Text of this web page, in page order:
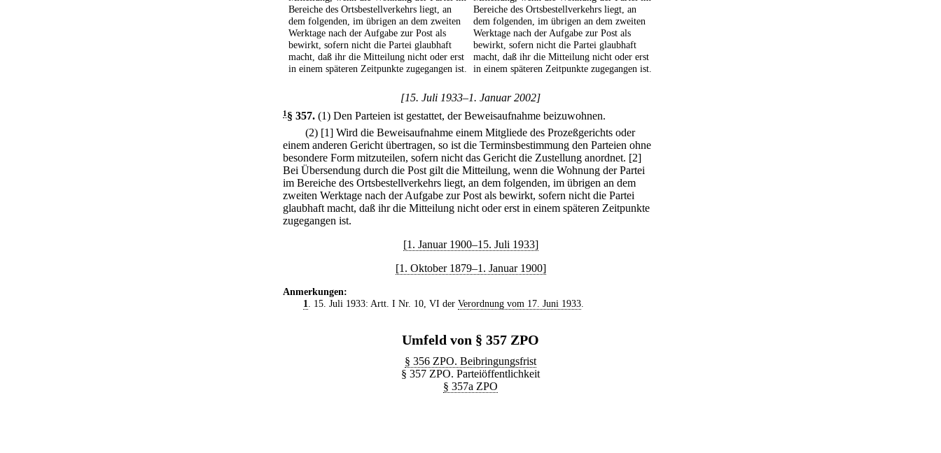
Bereiche des Ortsbestellverkehrs liegt, an
dem folgenden, im übrigen an dem zweiten
Werktage nach der Aufgabe zur Post als
bewirkt, sofern nicht die Partei glaubhaft
macht, daß ihr die Mitteilung nicht oder erst
in einem späteren Zeitpunkte zugegangen ist.
Bereiche des Ortsbestellverkehrs liegt, an
dem folgenden, im übrigen an dem zweiten
Werktage nach der Aufgabe zur Post als
bewirkt, sofern nicht die Partei glaubhaft
macht, daß ihr die Mitteilung nicht oder erst
in einem späteren Zeitpunkte zugegangen ist.
[15. Juli 1933–1. Januar 2002]
1§ 357. (1) Den Parteien ist gestattet, der Beweisaufnahme beizuwohnen.
(2) [1] Wird die Beweisaufnahme einem Mitgliede des Prozeßgerichts oder
einem anderen Gericht übertragen, so ist die Terminsbestimmung den Parteien ohne
besondere Form mitzuteilen, sofern nicht das Gericht die Zustellung anordnet. [2]
Bei Übersendung durch die Post gilt die Mitteilung, wenn die Wohnung der Partei
im Bereiche des Ortsbestellverkehrs liegt, an dem folgenden, im übrigen an dem
zweiten Werktage nach der Aufgabe zur Post als bewirkt, sofern nicht die Partei
glaubhaft macht, daß ihr die Mitteilung nicht oder erst in einem späteren Zeitpunkte
zugegangen ist.
[1. Januar 1900–15. Juli 1933]
[1. Oktober 1879–1. Januar 1900]
Anmerkungen:
1
. 15. Juli 1933: Artt. I Nr. 10, VI der Verordnung vom 17. Juni 1933.
Umfeld von § 357 ZPO
§ 356 ZPO. Beibringungsfrist
§ 357 ZPO. Parteiöffentlichkeit
§ 357a ZPO